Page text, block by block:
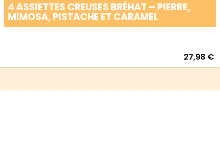
4 ASSIETTES CREUSES BRÉHAT – PIERRE,
MIMOSA, PISTACHE ET CARAMEL
27,98 €